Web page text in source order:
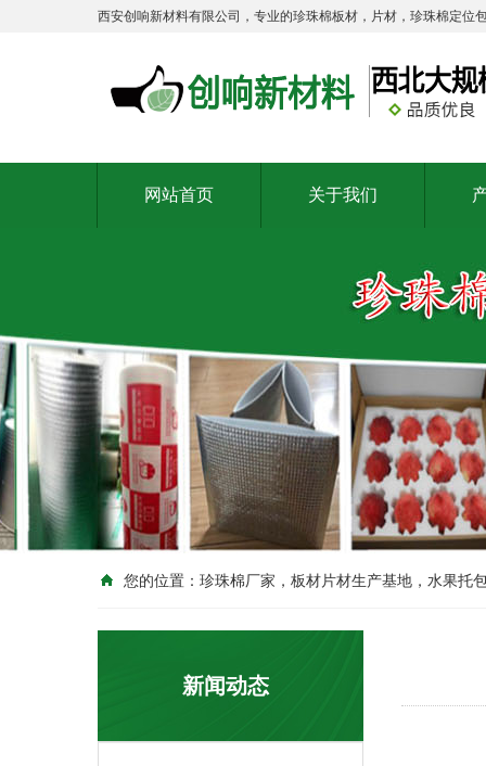
西安创响新材料有限公司，专业的珍珠棉板材，片材，珍珠棉定位
网站首页 关于我们
您的位置： 珍珠棉厂家，板材片材生产基地，水果托
新闻动态